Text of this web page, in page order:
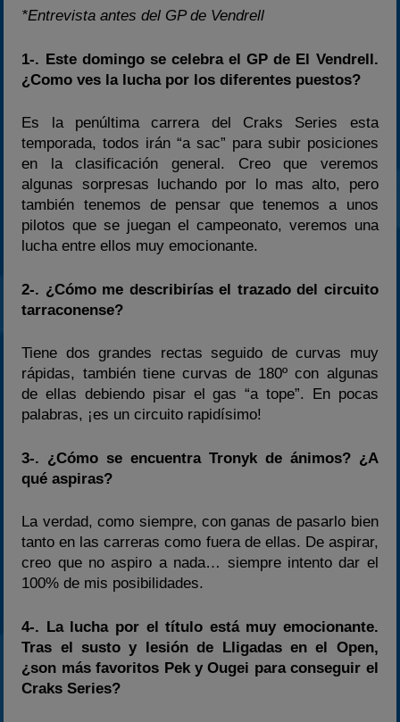
*Entrevista antes del GP de Vendrell
1-. Este domingo se celebra el GP de El Vendrell.
¿Como ves la lucha por los diferentes puestos?
Es la penúltima carrera del Craks Series esta
temporada, todos irán “a sac” para subir posiciones
en la clasificación general. Creo que veremos
algunas sorpresas luchando por lo mas alto, pero
también tenemos de pensar que tenemos a unos
pilotos que se juegan el campeonato, veremos una
lucha entre ellos muy emocionante.
2-. ¿Cómo me describirías el trazado del circuito
tarraconense?
Tiene dos grandes rectas seguido de curvas muy
rápidas, también tiene curvas de 180º con algunas
de ellas debiendo pisar el gas “a tope”. En pocas
palabras, ¡es un circuito rapidísimo!
3-. ¿Cómo se encuentra Tronyk de ánimos? ¿A
qué aspiras?
La verdad, como siempre, con ganas de pasarlo bien
tanto en las carreras como fuera de ellas. De aspirar,
creo que no aspiro a nada… siempre intento dar el
100% de mis posibilidades.
4-. La lucha por el título está muy emocionante.
Tras el susto y lesión de Lligadas en el Open,
¿son más favoritos Pek y Ougei para conseguir el
Craks Series?